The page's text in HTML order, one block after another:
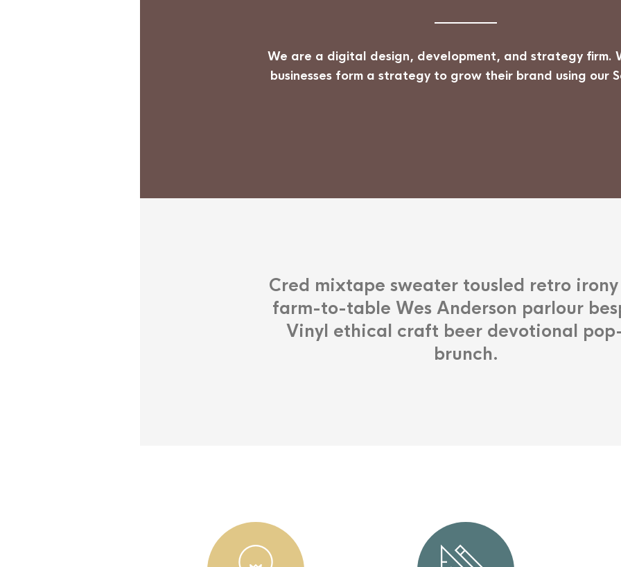
We are a digital design, development, and strategy firm.
businesses form a strategy to grow their brand using our
Cred mixtape sweater tousled retro
farm-to-table Wes Anderson parlour
Vinyl ethical craft beer devotional
brunch.